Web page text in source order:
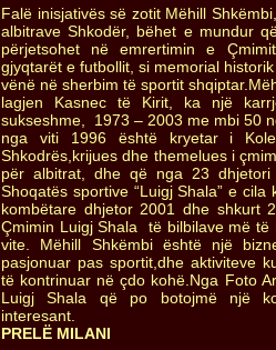
Falë inisjativës së zotit Mëhill
albitrave Shkodër, bëhet e mundur
përjetsohet në emrertimin e
gjyqtarët e futbollit, si memorial
vënë në sherbim të sportit
lagjen Kasnec të Kirit, ka një
sukseshme, 1973 – 2003 me mbi 50
nga viti 1996 është kryetar i
Shkodrës,krijues dhe themelues i
për albitrat, dhe që nga 23
Shoqatës sportive “Luigj Shala” e
kombëtare dhjetor 2001 dhe shkurt
Çmimin Luigj Shala të bilbilave më të
vite. Mëhill Shkëmbi është një
pasjonuar pas sportit,dhe aktiviteve
të kontrinuar në çdo kohë.Nga Foto
Luigj Shala që po botojmë një
interesant.
PRELË MILANI